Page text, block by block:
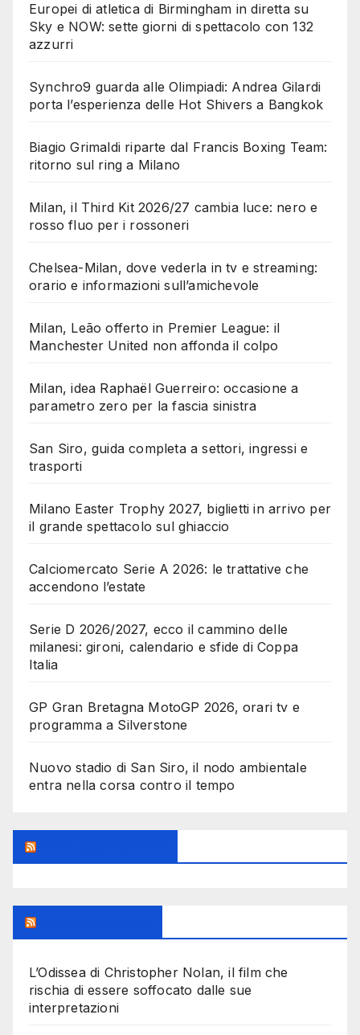
Europei di atletica di Birmingham in diretta su
Sky e NOW: sette giorni di spettacolo con 132
azzurri
Synchro9 guarda alle Olimpiadi: Andrea Gilardi
porta l’esperienza delle Hot Shivers a Bangkok
Biagio Grimaldi riparte dal Francis Boxing Team:
ritorno sul ring a Milano
Milan, il Third Kit 2026/27 cambia luce: nero e
rosso fluo per i rossoneri
Chelsea-Milan, dove vederla in tv e streaming:
orario e informazioni sull’amichevole
Milan, Leão offerto in Premier League: il
Manchester United non affonda il colpo
Milan, idea Raphaël Guerreiro: occasione a
parametro zero per la fascia sinistra
San Siro, guida completa a settori, ingressi e
trasporti
Milano Easter Trophy 2027, biglietti in arrivo per
il grande spettacolo sul ghiaccio
Calciomercato Serie A 2026: le trattative che
accendono l’estate
Serie D 2026/2027, ecco il cammino delle
milanesi: gironi, calendario e sfide di Coppa
Italia
GP Gran Bretagna MotoGP 2026, orari tv e
programma a Silverstone
Nuovo stadio di San Siro, il nodo ambientale
entra nella corsa contro il tempo
L’Odissea di Christopher Nolan, il film che
rischia di essere soffocato dalle sue
interpretazioni